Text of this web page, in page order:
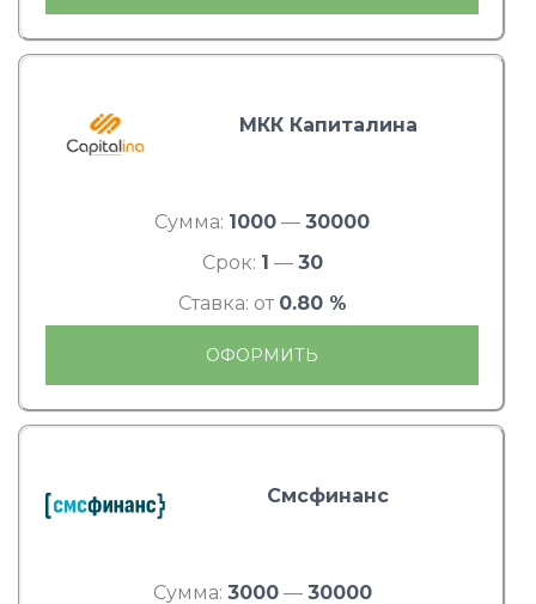
МКК Капиталина
Сумма: 1000 — 30000
Срок: 1 — 30
Ставка: от 0.80 %
ОФОРМИТЬ
Смсфинанс
Сумма: 3000— 30000